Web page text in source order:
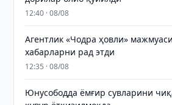
12:40 · 08/08
Агентлик «Чодра ҳовли»
хабарларни рад этди
12:35 · 08/08
Юнусободда ёмғир сувларини